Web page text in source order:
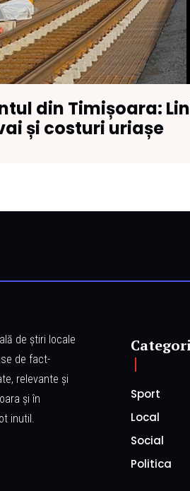
din Timișoara:
și costuri uriașe
de știri locale
de fact-
relevante și
și în
inutil.
Sport
Local
Social
Politica